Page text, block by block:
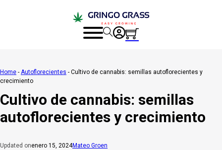
Home - Autoflorecientes - Cultivo de cannabis: semillas autoflorecientes y
crecimiento
Cultivo de cannabis: semillas
autoflorecientes y crecimiento
Updated onenero 15, 2024Mateo Groen